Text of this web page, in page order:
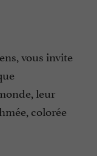
vous invite
leur
colorée